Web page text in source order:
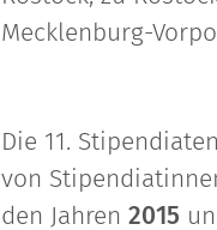
Mecklenburg-
Die 11.
von
den Jahren 2015